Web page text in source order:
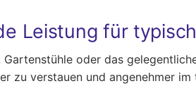
Leistung für
Gartenstühle oder das
zu verstauen und angenehmer